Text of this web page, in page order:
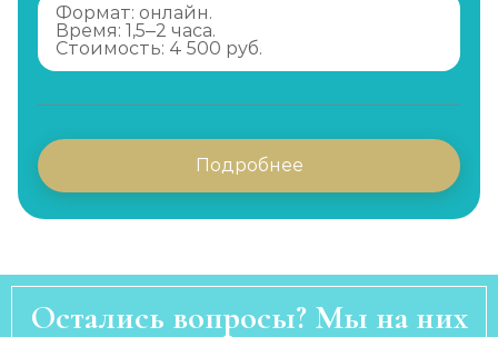
Формат: онлайн.
Время: 1,5–2 часа.
Стоимость: 4 500 руб.
Подробнее
Остались вопросы? Мы на них